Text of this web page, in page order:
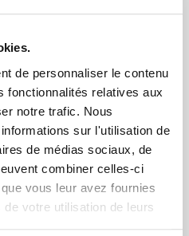
de personnaliser le contenu
fonctionnalités relatives aux
notre trafic. Nous
sur l'utilisation de
de médias sociaux, de
combiner celles-ci
vous leur avez fournies
votre utilisation de leurs
17 gramme(s)
IMPRESSION
Plastique, Silicone
10.5 cm x 4 cm x 1.1 cm
(l x l x h)